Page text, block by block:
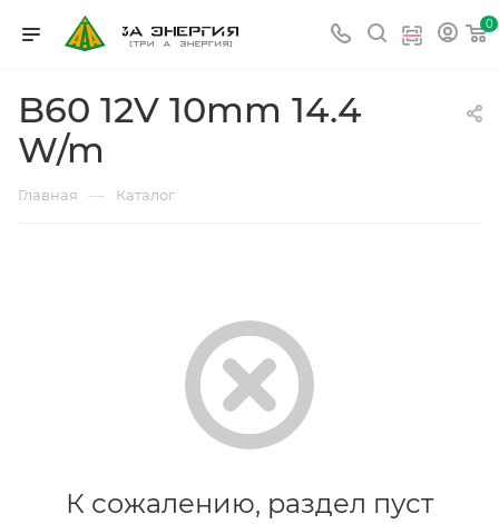
0
B60 12V 10mm 14.4
W/m
Главная — Каталог
К сожалению, раздел пуст